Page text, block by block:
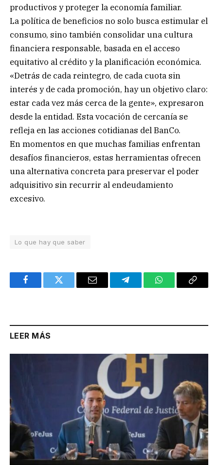
productivos y proteger la economía familiar.
La política de beneficios no solo busca estimular el
consumo, sino también consolidar una cultura
financiera responsable, basada en el acceso
equitativo al crédito y la planificación económica.
«Detrás de cada reintegro, de cada cuota sin
interés y de cada promoción, hay un objetivo claro:
estar cada vez más cerca de la gente», expresaron
desde la entidad. Esta vocación de cercanía se
refleja en las acciones cotidianas del BanCo.
En momentos en que muchas familias enfrentan
desafíos financieros, estas herramientas ofrecen
una alternativa concreta para preservar el poder
adquisitivo sin recurrir al endeudamiento
excesivo.
Lo que hay que saber
FacebookTwitter Email TelegramWhatsAppCopy
LEER MÁS